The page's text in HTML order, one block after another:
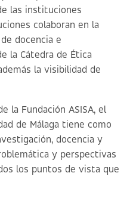
las instituciones
colaboran en la
docencia e
la Cátedra de Ética
la visibilidad de
la Fundación ASISA, el
de Málaga tiene como
docencia y
y perspectivas
los puntos de vista que